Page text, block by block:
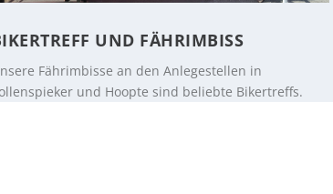
UND FÄHRIMBISS
Fährimbisse an den Anlegestellen in
und Hoopte sind beliebte Bikertreffs.